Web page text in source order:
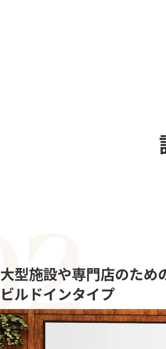
大型施設や専門店のため
ビルドインタイプ